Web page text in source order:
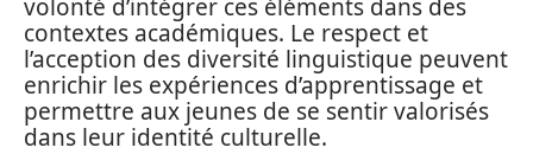
volonté d’intégrer ces éléments dans des
contextes académiques. Le respect et
l’acception des diversité linguistique peuvent
enrichir les expériences d’apprentissage et
permettre aux jeunes de se sentir valorisés
dans leur identité culturelle.